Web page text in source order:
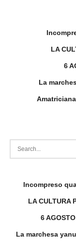
LA
6
La
Incompreso
LA CULTURA
6
La marchesa